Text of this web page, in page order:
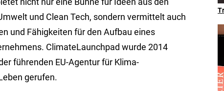
und Clean Tech, sondern vermittelt auch
und Fähigkeiten für den Aufbau eines
ClimateLaunchpad wurde 2014
führenden EU-Agentur für Klima-
gerufen.